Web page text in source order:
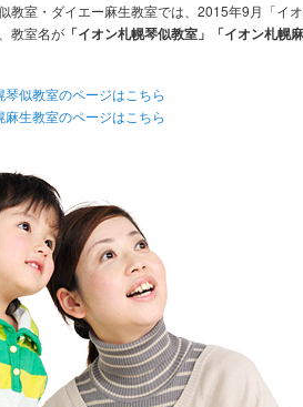
教室・ダイエー麻生教室では、2015年9月「イ
教室名が 「イオン札幌琴似教室」 「イオン札幌
琴似教室のページはこちら
麻生教室のページはこちら